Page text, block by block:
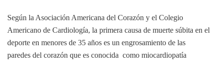
Según la Asociación Americana del Corazón y el Colegio
Americano de Cardiología, la primera causa de muerte súbita en el
deporte en menores de 35 años es un engrosamiento de las
paredes del corazón que es conocida como miocardiopatía